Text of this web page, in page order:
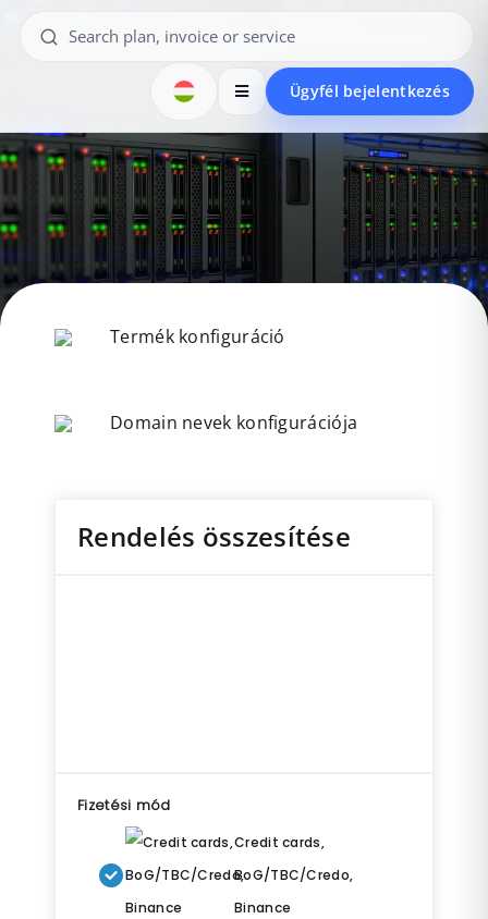
Ügyfél bejelentkezés
Termék konfiguráció
Domain nevek konfigurációja
Rendelés összesítése
Fizetési mód
Credit cards,
BoG/TBC/Credo,
Binance